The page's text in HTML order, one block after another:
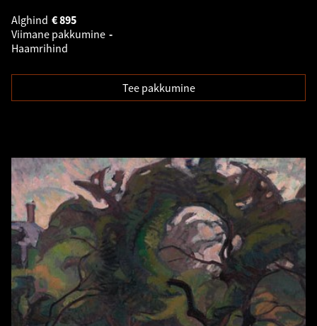
Alghind
895
€
Viimane pakkumine -
Haamrihind
Tee pakkumine